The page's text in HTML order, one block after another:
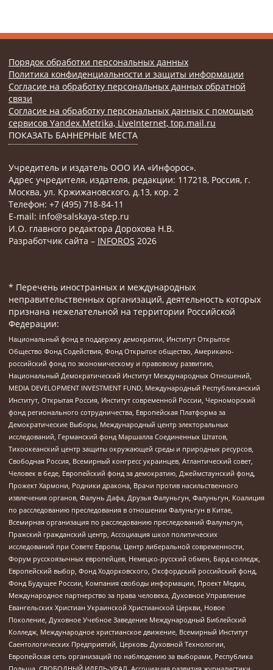
Порядок обработки персональных данных
Политика конфиденциальности и защиты информации
Согласие на обработку персональных данных обратной
связи
Согласие на обработку персональных данных с помощью
сервисов Yandex.Metrika, LiveInternet, top.mail.ru
ПОКАЗАТЬ БАННЕРНЫЕ МЕСТА
Учредитель и издатель ООО ИА «Инфорос».
Адрес учредителя, издателя, редакции: 117218, Россия, г.
Москва, ул. Кржижановского, д.13, кор. 2
Телефон: +7 (495) 718-84-11
E-mail: info@salskaya-step.ru
И.О. главного редактора Дорохова Н.В.
Разработчик сайта – INFOROS 2026
* Перечень иностранных и международных
неправительственных организаций, деятельность которых
признана нежелательной на территории Российской
Федерации:
Национальный фонд в поддержку демократии, Институт Открытое
Общество Фонд Содействия, Фонд Открытое общество, Американо-
российский фонд по экономическому и правовому развитию,
Национальный Демократический Институт Международных Отношений,
MEDIA DEVELOPMENT INVESTMENT FUND, Международный Республиканский
Институт, Открытая Россия, Институт современной России, Черноморский
фонд регионального сотрудничества, Европейская Платформа за
Демократические Выборы, Международный центр электоральных
исследований, Германский фонд Маршалла Соединенных Штатов,
Тихоокеанский центр защиты окружающей среды и природных ресурсов,
Свободная Россия, Всемирный конгресс украинцев, Атлантический совет,
Человек в беде, Европейский фонд за демократию, Джеймстаунский фонд,
Прожект Хармони, Родники дракона, Врачи против насильственного
извлечения органов, Фалунь Дафа, Друзья Фалуньгун, Фалуньгун, Коалиция
по расследованию преследования в отношении Фалуньгун в Китае,
Всемирная организация по расследованию преследований Фалуньгун,
Пражский гражданский центр, Ассоциация школ политических
исследований при Совете Европы, Центр либеральной современности,
Форум русскоязычных европейцев, Немецко-русский обмен, Бард колледж,
Европейский выбор, Фонд Ходорковского, Оксфордский российский фонд,
Фонд Будущее России, Компания свободы информации, Проект Медиа,
Международное партнерство за права человека, Духовное Управление
Евангельских Христиан Украинской Христианской Церкви, Новое
Поколение, Духовное Учебное Заведение Международный Библейский
Колледж, Международное христианское движение, Всемирный Институт
Саентологических Предприятий, Церковь Духовной Технологии,
Европейская сеть организаций по наблюдению за выборами, Республика